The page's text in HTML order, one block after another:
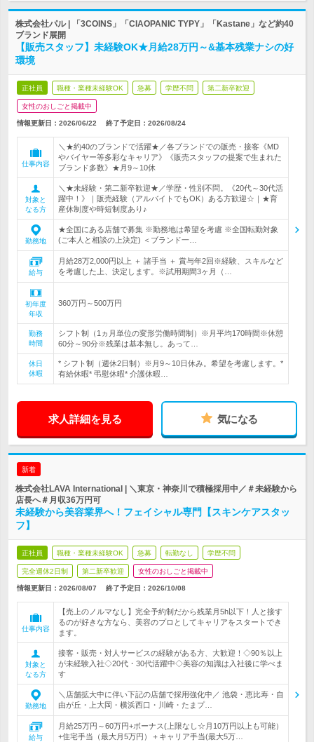
株式会社パル | 「3COINS」「CIAOPANIC TYPY」「Kastane」など約40
ブランド展開
【販売スタッフ】未経験OK★月給28万円～&基本残業ナシの好
環境
正社員 職種・業種未経験OK 急募 学歴不問 第二新卒歓迎
女性のおしごと掲載中
情報更新日：2026/06/22 終了予定日： 2026/08/24
仕事内容
＼★約40のブランドで活躍★／各ブランドでの販売・接客《MD
やバイヤー等多彩なキャリア》《販売スタッフの提案で生まれた
ブランド多数》★月9～10休
対象と
なる方
＼★未経験・第二新卒歓迎★／学歴・性別不問。《20代～30代活
躍中！》｜販売経験（アルバイトでもOK）ある方歓迎☆｜★育
産休制度や時短制度あり♪
勤務地
★全国にある店舗で募集 ※勤務地は希望を考慮 ※全国転勤対象
(ご本人と相談の上決定) ＜ブランド一…
給与
月給28万2,000円以上 ＋ 諸手当 ＋ 賞与年2回※経験、スキルなど
を考慮した上、決定します。※試用期間3ヶ月（…
初年度
年収
360万円～500万円
勤務
時間
シフト制（1ヵ月単位の変形労働時間制）※月平均170時間※休憩
60分～90分※残業は基本無し。あって…
休日
休暇
* シフト制（週休2日制）※月9～10日休み。希望を考慮します。*
有給休暇* 弔慰休暇* 介護休暇…
求人詳細を見る 気になる
新着
株式会社LAVA International | ＼東京・神奈川で積極採用中／＃未経験から
店長へ＃月収36万円可
未経験から美容業界へ！フェイシャル専門【スキンケアスタッ
フ】
正社員 職種・業種未経験OK 急募 転勤なし 学歴不問
完全週休2日制 第二新卒歓迎 女性のおしごと掲載中
情報更新日：2026/08/07 終了予定日： 2026/10/08
仕事内容
【売上のノルマなし】完全予約制だから残業月5h以下！人と接す
るのが好きな方なら、美容のプロとしてキャリアをスタートでき
ます。
対象と
なる方
接客・販売・対人サービスの経験がある方、大歓迎！◇90％以上
が未経験入社◇20代・30代活躍中◇美容の知識は入社後に学べま
す
勤務地
＼店舗拡大中に伴い下記の店舗で採用強化中／ 池袋・恵比寿・自
由が丘・上大岡・横浜西口・川崎・たまプ…
給与
月給25万円～60万円+ボーナス(上限なし☆月10万円以上も可能）
+住宅手当（最大月5万円）＋キャリア手当(最大5万…